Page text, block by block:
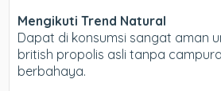
Mengikuti Trend Natural
Dapat di konsumsi sangat aman
british propolis asli tanpa
berbahaya.